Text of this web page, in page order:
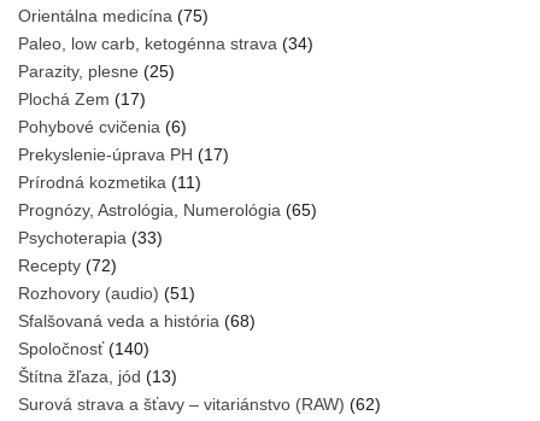
Orientálna medicína (75)
Paleo, low carb, ketogénna strava (34)
Parazity, plesne (25)
Plochá Zem (17)
Pohybové cvičenia (6)
Prekyslenie-úprava PH (17)
Prírodná kozmetika (11)
Prognózy, Astrológia, Numerológia (65)
Psychoterapia (33)
Recepty (72)
Rozhovory (audio) (51)
Sfalšovaná veda a história (68)
Spoločnosť(140)
Štítna žľaza, jód (13)
Surová strava a šťavy – vitariánstvo (RAW) (62)